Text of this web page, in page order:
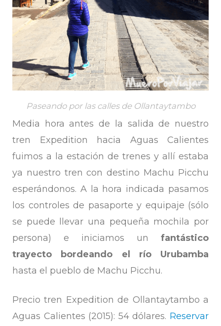
Paseando por las calles de Ollantaytambo
Media hora antes de la salida de nuestro
tren Expedition hacia Aguas Calientes
fuimos a la estación de trenes y allí estaba
ya nuestro tren con destino Machu Picchu
esperándonos. A la hora indicada pasamos
los controles de pasaporte y equipaje (sólo
se puede llevar una pequeña mochila por
persona) e iniciamos un fantástico
trayecto bordeando el río Urubamba
hasta el pueblo de Machu Picchu.
Precio tren Expedition de Ollantaytambo a
Aguas Calientes (2015): 54 dólares. Reservar